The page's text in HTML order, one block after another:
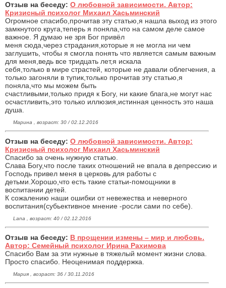
Отзыв на беседу: О любовной зависимости. Автор:
Кризисный психолог Михаил Хасьминский
Огpомное спасибо,прочитав эту статью,я нашла выход из этого
замкнутого круга,теперь я поняла,что на самом деле самое
важное. Я думаю не зря Бог привёл
меня сюда,через страдания,которые я не могла ни чем
заглушить, чтобы я смогла понять что является самым важным
для меня,ведь все тридцать лет,я искала
себя,только в мире страстей, которые не давали облегчения, а
только загоняли в тупик,только прочитав эту статью,я
поняла,что мы можем быть
счастливыми,только придя к Богу, ни какие блага,не могут нас
осчастливить,это только иллюзия,истинная ценность это наша
душа.
Марина , возраст: 30 / 02.12.2016
Отзыв на беседу: О любовной зависимости. Автор:
Кризисный психолог Михаил Хасьминский
Спасибо за очень нужную статью.
Слава Богу,что после таких отношений не впала в депрессию и
Господь привел меня в церковь для работы с
детьми.Хорошо,что есть такие статьи-помощники в
воспитании детей.
К сожалению наши ошибки от невежества и неверного
воспитания(субьективное мнение -росли сами по себе).
Lana , возраст: 40 / 02.12.2016
Отзыв на беседу: В прощении измены – мир и любовь.
Автор: Семейный психолог Ирина Рахимова
Спасибо Вам за эти нужные в тяжелый момент жизни слова.
Просто спасибо. Неоценимая поддержка.
Мария , возраст: 36 / 30.11.2016